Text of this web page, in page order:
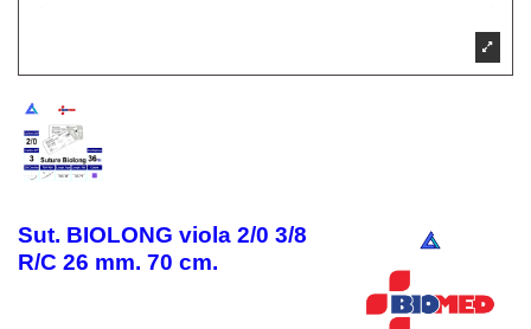
Sut. BIOLONG viola 2/0 3/8
R/C 26 mm. 70 cm.